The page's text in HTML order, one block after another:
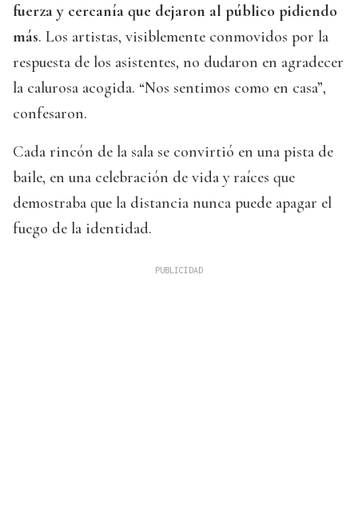
fuerza y cercanía que dejaron al público pidiendo
más. Los artistas, visiblemente conmovidos por la
respuesta de los asistentes, no dudaron en agradecer
la calurosa acogida. “Nos sentimos como en casa”,
confesaron.
Cada rincón de la sala se convirtió en una pista de
baile, en una celebración de vida y raíces que
demostraba que la distancia nunca puede apagar el
fuego de la identidad.